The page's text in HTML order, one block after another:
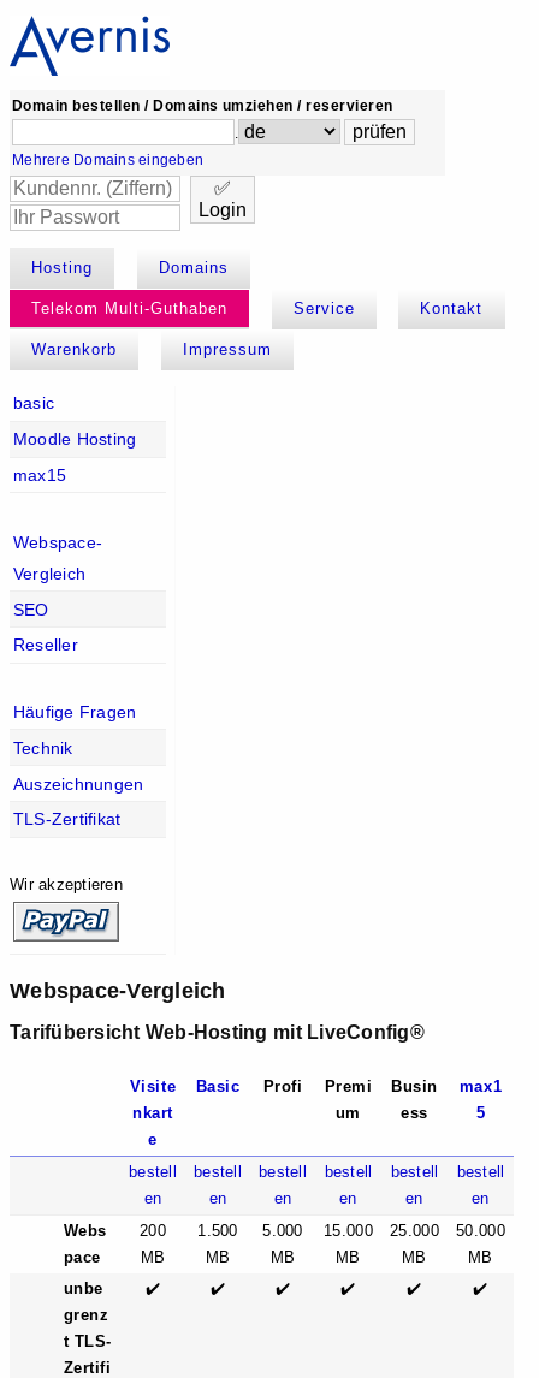
Domain bestellen / Domains umziehen / reservieren
.
Mehrere Domains eingeben
✅
Login
Hosting Domains
Telekom Multi-Guthaben Service Kontakt
Warenkorb Impressum
basic
Moodle Hosting
max15
Webspace-
Vergleich
SEO
Reseller
Häufige Fragen
Technik
Auszeichnungen
TLS-Zertifikat
Wir akzeptieren
Webspace-Vergleich
Tarifübersicht Web-Hosting mit LiveConfig®
Visite
nkart
e
Basic Profi
Premi
um
Busin
ess
max1
5
bestell
en
bestell
en
bestell
en
bestell
en
bestell
en
bestell
en
Webs
pace
200
MB
1.500
MB
5.000
MB
15.000
MB
25.000
MB
50.000
MB
unbe
grenz
t TLS-
Zertifi
✔️ ✔️ ✔️ ✔️ ✔️ ✔️